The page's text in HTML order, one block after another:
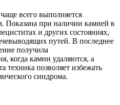
всего выполняется
Показана при наличии камней в
и других состояниях,
путей. В последнее
получила
когда камни удаляются, а
техника позволяет избежать
синдрома.